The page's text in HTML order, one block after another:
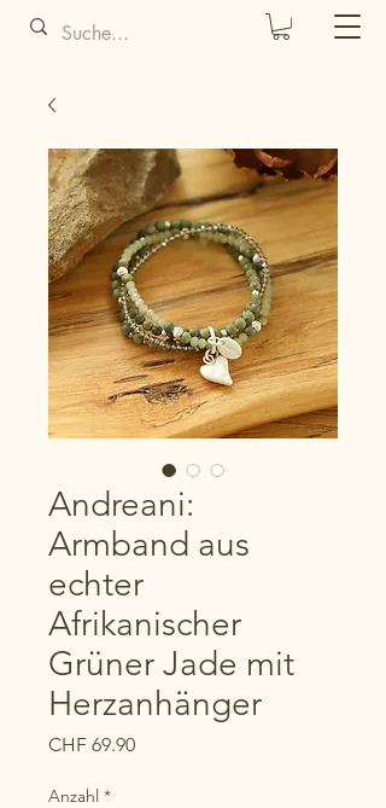
Andreani:
Armband aus
echter
Afrikanischer
Grüner Jade mit
Herzanhänger
CHF 69.90Preis
Anzahl *